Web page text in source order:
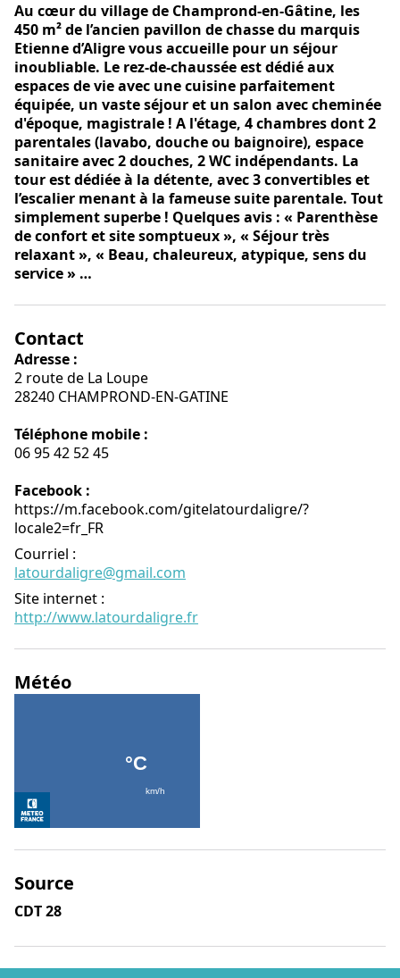
Au cœur du village de Champrond-en-Gâtine, les
450 m² de l’ancien pavillon de chasse du marquis
Etienne d’Aligre vous accueille pour un séjour
inoubliable. Le rez-de-chaussée est dédié aux
espaces de vie avec une cuisine parfaitement
équipée, un vaste séjour et un salon avec cheminée
d'époque, magistrale ! A l'étage, 4 chambres dont 2
parentales (lavabo, douche ou baignoire), espace
sanitaire avec 2 douches, 2 WC indépendants. La
tour est dédiée à la détente, avec 3 convertibles et
l’escalier menant à la fameuse suite parentale. Tout
simplement superbe ! Quelques avis : « Parenthèse
de confort et site somptueux », « Séjour très
relaxant », « Beau, chaleureux, atypique, sens du
service » …
Contact
Adresse :
2 route de La Loupe
28240 CHAMPROND-EN-GATINE
Téléphone mobile :
06 95 42 52 45
Facebook :
https://m.facebook.com/gitelatourdaligre/?
locale2=fr_FR
Courriel :
latourdaligre@gmail.com
Site internet :
http://www.latourdaligre.fr
Météo
Source
CDT 28